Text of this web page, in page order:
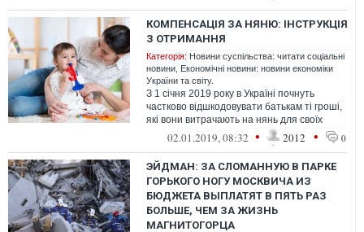
КОМПЕНСАЦІЯ ЗА НЯНЮ: ІНСТРУКЦІЯ
З ОТРИМАННЯ
Категорія: Новини суспільства: читати соціальні
новини Економічні новини: новини економіки
України та світу.
З 1 січня 2019 року в Україні почнуть
частково відшкодовувати батькам ті гроші,
які вони витрачають на нянь для своїх
дітей02.01.2019, 08:32 • 2012 • 0
ЭЙДМАН: ЗА СЛОМАННУЮ В ПАРКЕ
ГОРЬКОГО НОГУ МОСКВИЧА ИЗ
БЮДЖЕТА ВЫПЛАТЯТ В ПЯТЬ РАЗ
БОЛЬШЕ, ЧЕМ ЗА ЖИЗНЬ
МАГНИТОГОРЦА